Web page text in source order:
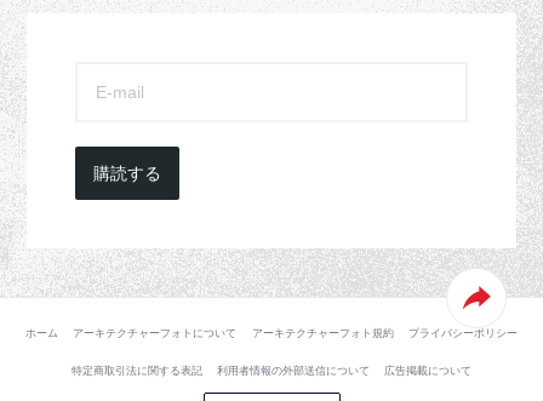
購読する
ホーム アーキテクチャーフォトについて アーキテクチャーフォト規約 プライバシーポリシー
特定商取引法に関する表記 利用者情報の外部送信について 広告掲載について